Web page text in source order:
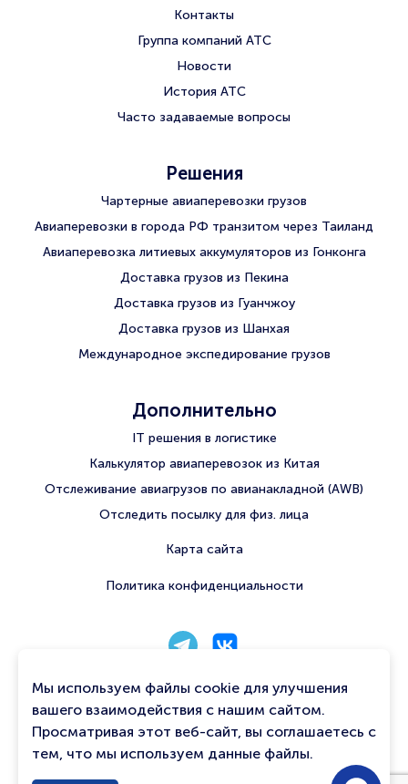
Контакты
Группа компаний АТС
Новости
История АТС
Часто задаваемые вопросы
Решения
Чартерные авиаперевозки грузов
Авиаперевозки в города РФ транзитом через Таиланд
Авиаперевозка литиевых аккумуляторов из Гонконга
Доставка грузов из Пекина
Доставка грузов из Гуанчжоу
Доставка грузов из Шанхая
Международное экспедирование грузов
Дополнительно
IT решения в логистике
Калькулятор авиаперевозок из Китая
Отслеживание авиагрузов по авианакладной (AWB)
Отследить посылку для физ. лица
Карта сайта
Политика конфиденциальности
8 800 222 56 06
info@qtavia.com
Связаться с нами
Мы используем файлы cookie для улучшения
вашего взаимодействия с нашим сайтом.
Просматривая этот веб-сайт, вы соглашаетесь с
тем, что мы используем данные файлы.